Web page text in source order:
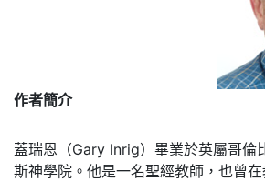
作者簡介
蓋瑞恩（Gary Inrig）畢業於英屬哥倫
斯神學院。他是一名聖經教師，也曾